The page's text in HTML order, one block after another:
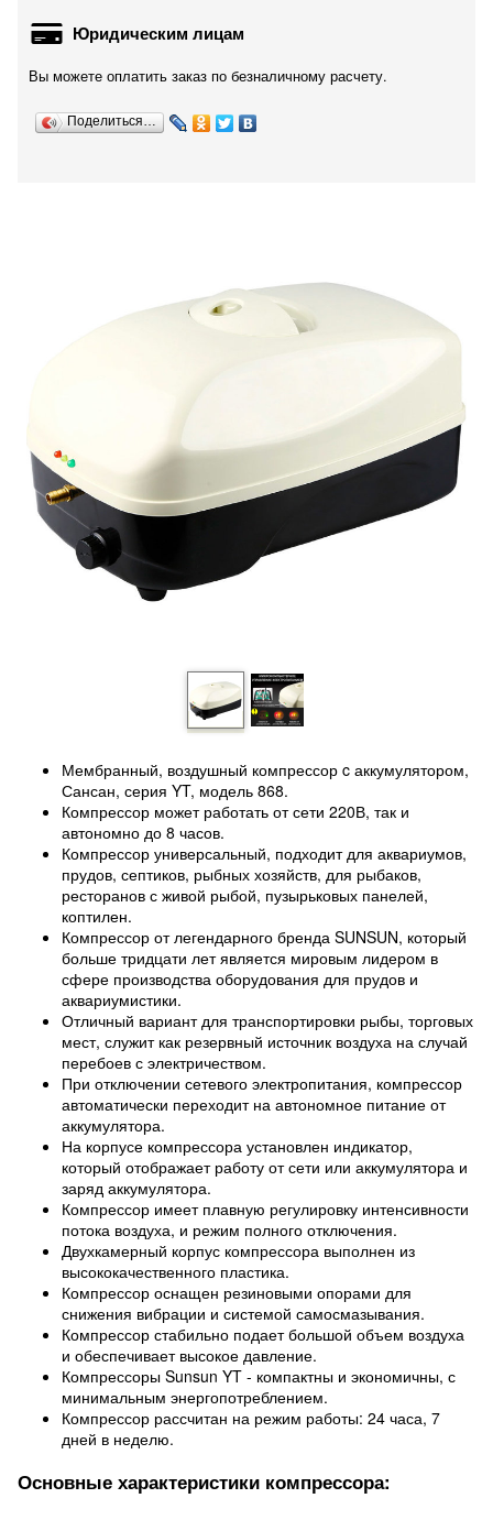
Юридическим лицам
Вы можете оплатить заказ по безналичному расчету.
Поделиться…
Мембранный, воздушный компрессор c аккумулятором,
Сансан, серия YT, модель 868.
Компрессор может работать от сети 220В, так и
автономно до 8 часов.
Компрессор универсальный, подходит для аквариумов,
прудов, септиков, рыбных хозяйств, для рыбаков,
ресторанов с живой рыбой, пузырьковых панелей,
коптилен.
Компрессор от легендарного бренда SUNSUN, который
больше тридцати лет является мировым лидером в
сфере производства оборудования для прудов и
аквариумистики.
Отличный вариант для транспортировки рыбы, торговых
мест, служит как резервный источник воздуха на случай
перебоев с электричеством.
При отключении сетевого электропитания, компрессор
автоматически переходит на автономное питание от
аккумулятора.
На корпусе компрессора установлен индикатор,
который отображает работу от сети или аккумулятора и
заряд аккумулятора.
Компрессор имеет плавную регулировку интенсивности
потока воздуха, и режим полного отключения.
Двухкамерный корпус компрессора выполнен из
высококачественного пластика.
Компрессор оснащен резиновыми опорами для
снижения вибрации и системой самосмазывания.
Компрессор стабильно подает большой объем воздуха
и обеспечивает высокое давление.
Компрессоры Sunsun YT - компактны и экономичны, с
минимальным энергопотреблением.
Компрессор рассчитан на режим работы: 24 часа, 7
дней в неделю.
Основные характеристики компрессора: